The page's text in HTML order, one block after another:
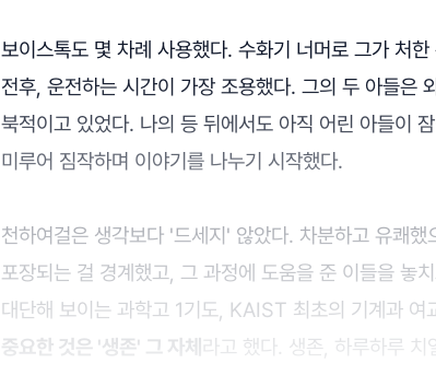
보이스톡도 몇 차례 사용했다. 수화기 너머로 그가 처
전후, 운전하는 시간이 가장 조용했다. 그의 두 아들은
북적이고 있었다. 나의 등 뒤에서도 아직 어린 아들이
미루어 짐작하며 이야기를 나누기 시작했다.
천하여걸은 생각보다 '드세지' 않았다. 차분하고 유쾌
포장되는 걸 경계했고, 그 과정에 도움을 준 이들을 놓
대단해 보이는 과학고 1기도, KAIST 최초의 기계과 여
중요한 것은 '생존' 그 자체
라고 했다. 생존, 하루하루